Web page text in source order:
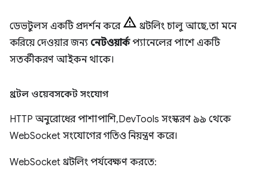
ডেভটুলস একটি প্রদর্শন করে
থ্রটলিং চালু আছে, তা মনে
করিয়ে দেওয়ার জন্য নেটওয়ার্কপ্যানেলের পাশে একটি
সতর্কীকরণ আইকন থাকে।
থ্রটল ওয়েবসকেট সংযোগ
HTTP অনুরোধের পাশাপাশি, DevTools সংস্করণ ৯৯ থেকে
WebSocket সংযোগের গতিও নিয়ন্ত্রণ করে।
WebSocket থ্রটলিং পর্যবেক্ষণ করতে: